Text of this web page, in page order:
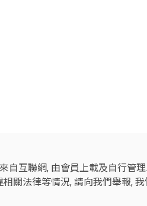
自互聯網, 由會員上載及自行管
關法律等情況, 請向我們舉報, 我